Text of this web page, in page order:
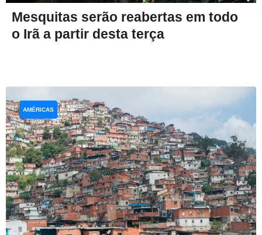
Mesquitas serão reabertas em todo
o Irã a partir desta terça
AMÉRICAS